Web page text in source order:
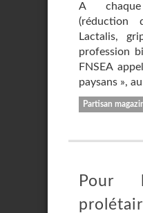
A
(réduction
Lactalis,
profession
FNSEA
paysans »,
Partisan
Pour